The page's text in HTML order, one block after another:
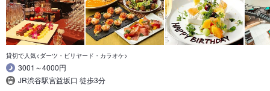
貸切で人気<ダーツ・ビリヤード・カラオケ>
3001～4000円
JR渋谷駅宮益坂口 徒歩3分